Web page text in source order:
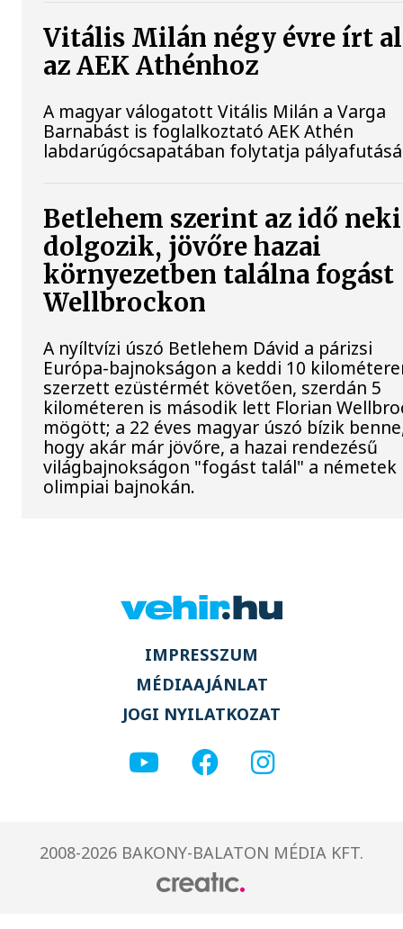
Vitális Milán négy évre írt
az AEK Athénhoz
A magyar válogatott Vitális Milán a Varga
Barnabást is foglalkoztató AEK Athén
labdarúgócsapatában folytatja
Betlehem szerint az idő neki
dolgozik, jövőre hazai
környezetben találna fogást
Wellbrockon
A nyíltvízi úszó Betlehem Dávid a párizsi
Európa-bajnokságon a keddi 10
szerzett ezüstérmét követően, szerdán 5
kilométeren is második lett Florian
mögött; a 22 éves magyar úszó bízik
hogy akár már jövőre, a hazai rendezésű
világbajnokságon "fogást talál" a németek
olimpiai bajnokán.
IMPRESSZUM
MÉDIAAJÁNLAT
JOGI NYILATKOZAT
2008-2026 BAKONY-BALATON MÉDIA KFT.